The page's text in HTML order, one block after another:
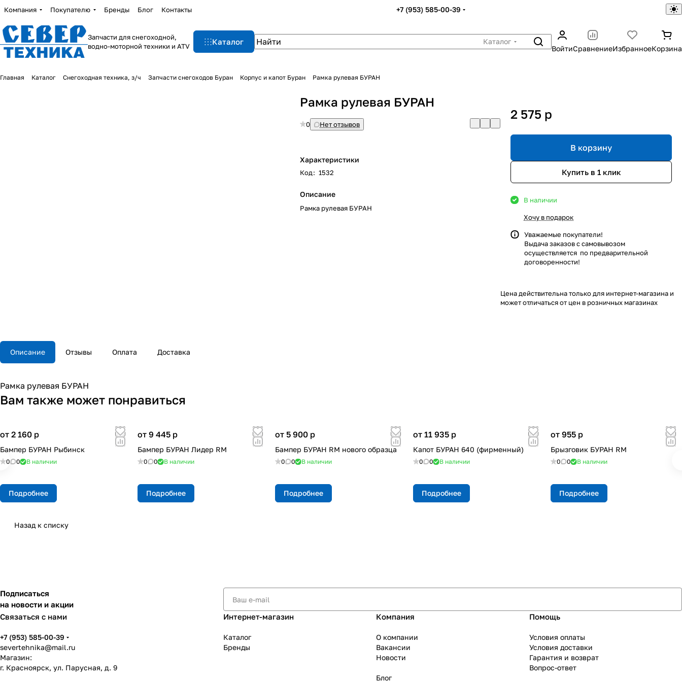
Компания Покупателю Бренды Блог Контакты +7 (953) 585-00-39
Запчасти для снегоходной,
водно-моторной техники и ATV
Каталог
Каталог
ВойтиСравнениеИзбранноеКорзина
Главная Каталог Снегоходная техника, з/ч Запчасти снегоходов Буран Корпус и капот Буран Рамка рулевая БУРАН
Рамка рулевая БУРАН
0 Нет отзывов
Характеристики
Код: 1532
Описание
Рамка рулевая БУРАН
2 575 p
В корзину
Купить в 1 клик
В наличии
Хочу в подарок
Уважаемые покупатели!
Выдача заказов с самовывозом
осуществляется по предварительной
договоренности!
Цена действительна только для интернет-магазина и
может отличаться от цен в розничных магазинах
Описание Отзывы Оплата Доставка
Рамка рулевая БУРАН
Вам также может понравиться
от 2 160 p
Бампер БУРАН Рыбинск
0 0 В наличии
Подробнее
от 9 445 p
Бампер БУРАН Лидер RM
0 0 В наличии
Подробнее
от 5 900 p
Бампер БУРАН RM нового образца
0 0 В наличии
Подробнее
от 11 935 p
Капот БУРАН 640 (фирменный)
0 0 В наличии
Подробнее
от 955 p
Брызговик БУРАН RM
0 0 В наличии
Подробнее
Назад к списку
Подписаться
на новости и акции
Связаться с нами
+7 (953) 585-00-39
severtehnika@mail.ru
Магазин:
г. Красноярск, ул. Парусная, д. 9
Интернет-магазин
Каталог
Бренды
Компания
О компании
Вакансии
Новости
Блог
Помощь
Условия оплаты
Условия доставки
Гарантия и возврат
Вопрос-ответ